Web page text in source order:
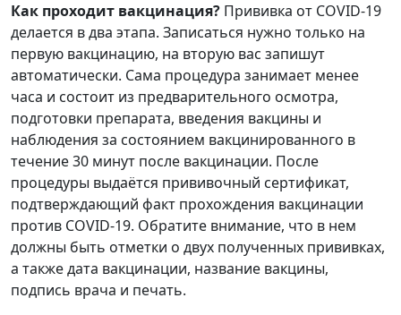
Как проходит вакцинация? Прививка от COVID-19
делается в два этапа. Записаться нужно только на
первую вакцинацию, на вторую вас запишут
автоматически. Сама процедура занимает менее
часа и состоит из предварительного осмотра,
подготовки препарата, введения вакцины и
наблюдения за состоянием вакцинированного в
течение 30 минут после вакцинации. После
процедуры выдаётся прививочный сертификат,
подтверждающий факт прохождения вакцинации
против COVID-19. Обратите внимание, что в нем
должны быть отметки о двух полученных прививках,
а также дата вакцинации, название вакцины,
подпись врача и печать.